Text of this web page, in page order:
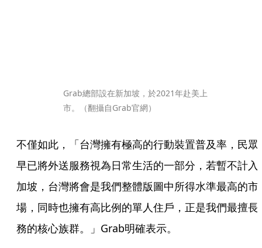
Grab總部設在新加坡，於2021年赴美上
市。（翻攝自Grab官網）
不僅如此，「台灣擁有極高的行動裝置普及率，民眾
早已將外送服務視為日常生活的一部分，若暫不計入
加坡，台灣將會是我們整體版圖中所得水準最高的市
場，同時也擁有高比例的單人住戶，正是我們最擅長
務的核心族群。」Grab明確表示。